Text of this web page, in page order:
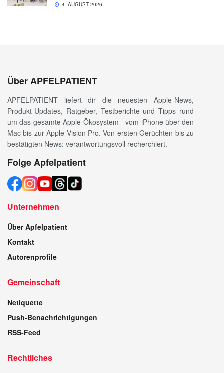
4. AUGUST 2026
Über APFELPATIENT
APFELPATIENT liefert dir die neuesten Apple-News,
Produkt-Updates, Ratgeber, Testberichte und Tipps rund
um das gesamte Apple-Ökosystem - vom iPhone über den
Mac bis zur Apple Vision Pro. Von ersten Gerüchten bis zu
bestätigten News: verantwortungsvoll recherchiert.
Folge Apfelpatient
Unternehmen
Über Apfelpatient
Kontakt
Autorenprofile
Gemeinschaft
Netiquette
Push-Benachrichtigungen
RSS-Feed
Rechtliches